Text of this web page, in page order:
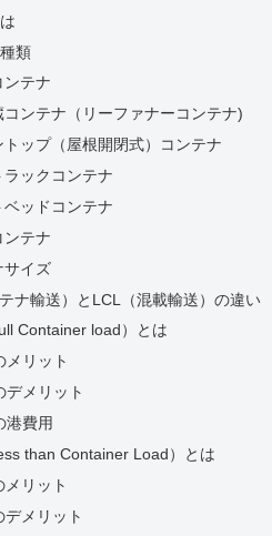
類
ンテナ
コンテナ（リーファナーコンテナ)
トップ（屋根開閉式）コンテナ
ラックコンテナ
ベッドコンテナ
ンテナ
サイズ
ナ輸送）とLCL（混載輸送）の違い
Container load）とは
メリット
デメリット
港費用
than Container Load）とは
メリット
デメリット